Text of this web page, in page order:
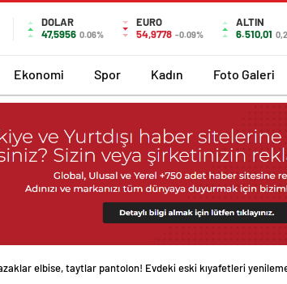
DOLAR
47,5956 0.06%
EURO
54,9778 -0.09%
ALTIN
6.510,01
Ekonomi Spor Kadın Foto Galeri
elbise, taytlar pantolon! Evdeki eski kıyafetleri